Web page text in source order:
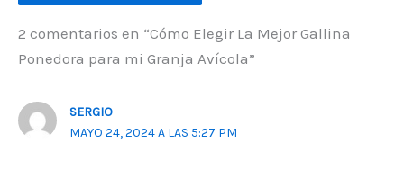
2 comentarios en “Cómo Elegir La Mejor Gallina
Ponedora para mi Granja Avícola”
SERGIO
MAYO 24, 2024 A LAS 5:27 PM